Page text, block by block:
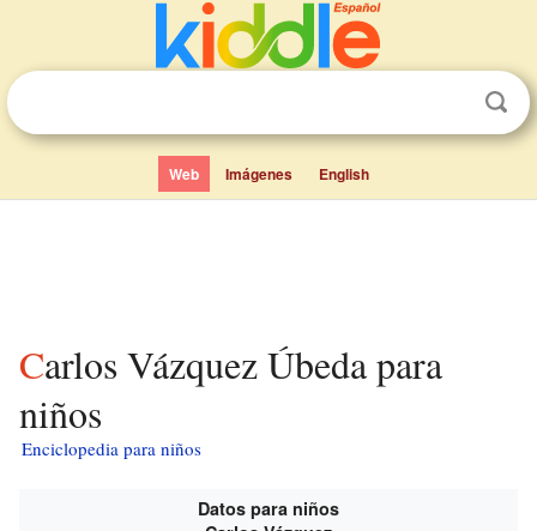
Web Imágenes English
Carlos Vázquez Úbeda para
niños
Enciclopedia para niños
Datos para niños